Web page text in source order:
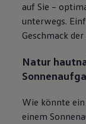
auf Sie –
unterwegs.
Geschmack
Natur
Wie könnte
einem